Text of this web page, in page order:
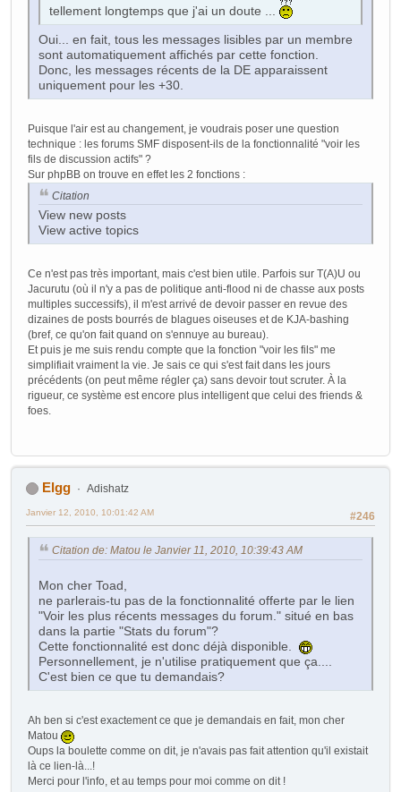
tellement longtemps que j'ai un doute ...
Oui... en fait, tous les messages lisibles par un membre
sont automatiquement affichés par cette fonction.
Donc, les messages récents de la DE apparaissent
uniquement pour les +30.
Puisque l'air est au changement, je voudrais poser une question
technique : les forums SMF disposent-ils de la fonctionnalité "voir les
fils de discussion actifs" ?
Sur phpBB on trouve en effet les 2 fonctions :
Citation
View new posts
View active topics
Ce n'est pas très important, mais c'est bien utile. Parfois sur T(A)U ou
Jacurutu (où il n'y a pas de politique anti-flood ni de chasse aux posts
multiples successifs), il m'est arrivé de devoir passer en revue des
dizaines de posts bourrés de blagues oiseuses et de KJA-bashing
(bref, ce qu'on fait quand on s'ennuye au bureau).
Et puis je me suis rendu compte que la fonction "voir les fils" me
simplifiait vraiment la vie. Je sais ce qui s'est fait dans les jours
précédents (on peut même régler ça) sans devoir tout scruter. À la
rigueur, ce système est encore plus intelligent que celui des friends &
foes.
Elgg Adishatz
#246
Janvier 12, 2010, 10:01:42 AM
Citation de: Matou le Janvier 11, 2010, 10:39:43 AM
Mon cher Toad,
ne parlerais-tu pas de la fonctionnalité offerte par le lien
"Voir les plus récents messages du forum." situé en bas
dans la partie "Stats du forum"?
Cette fonctionnalité est donc déjà disponible.
Personnellement, je n'utilise pratiquement que ça....
C'est bien ce que tu demandais?
Ah ben si c'est exactement ce que je demandais en fait, mon cher
Matou
Oups la boulette comme on dit, je n'avais pas fait attention qu'il existait
là ce lien-là...!
Merci pour l'info, et au temps pour moi comme on dit !